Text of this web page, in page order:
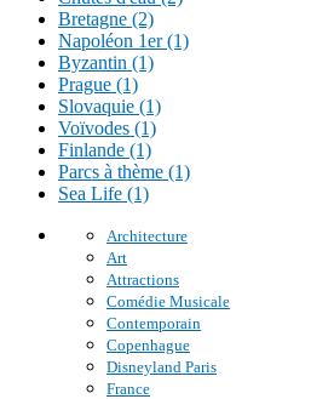
Bretagne (2)
Napoléon 1er (1)
Byzantin (1)
Prague (1)
Slovaquie (1)
Voïvodes (1)
Finlande (1)
Parcs à thème (1)
Sea Life (1)
Architecture
Art
Attractions
Comédie Musicale
Contemporain
Copenhague
Disneyland Paris
France